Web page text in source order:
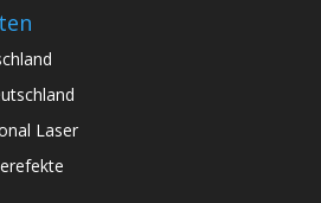
Laser